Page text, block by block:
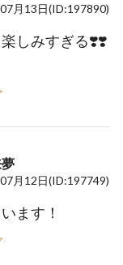
月13日(ID:197890)
しみすぎる❣️❣️
月12日(ID:197749)
ます！